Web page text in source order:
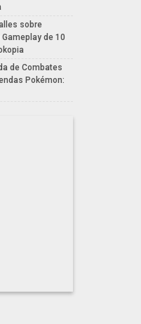
sobre
de 10
de Combates
Pokémon: